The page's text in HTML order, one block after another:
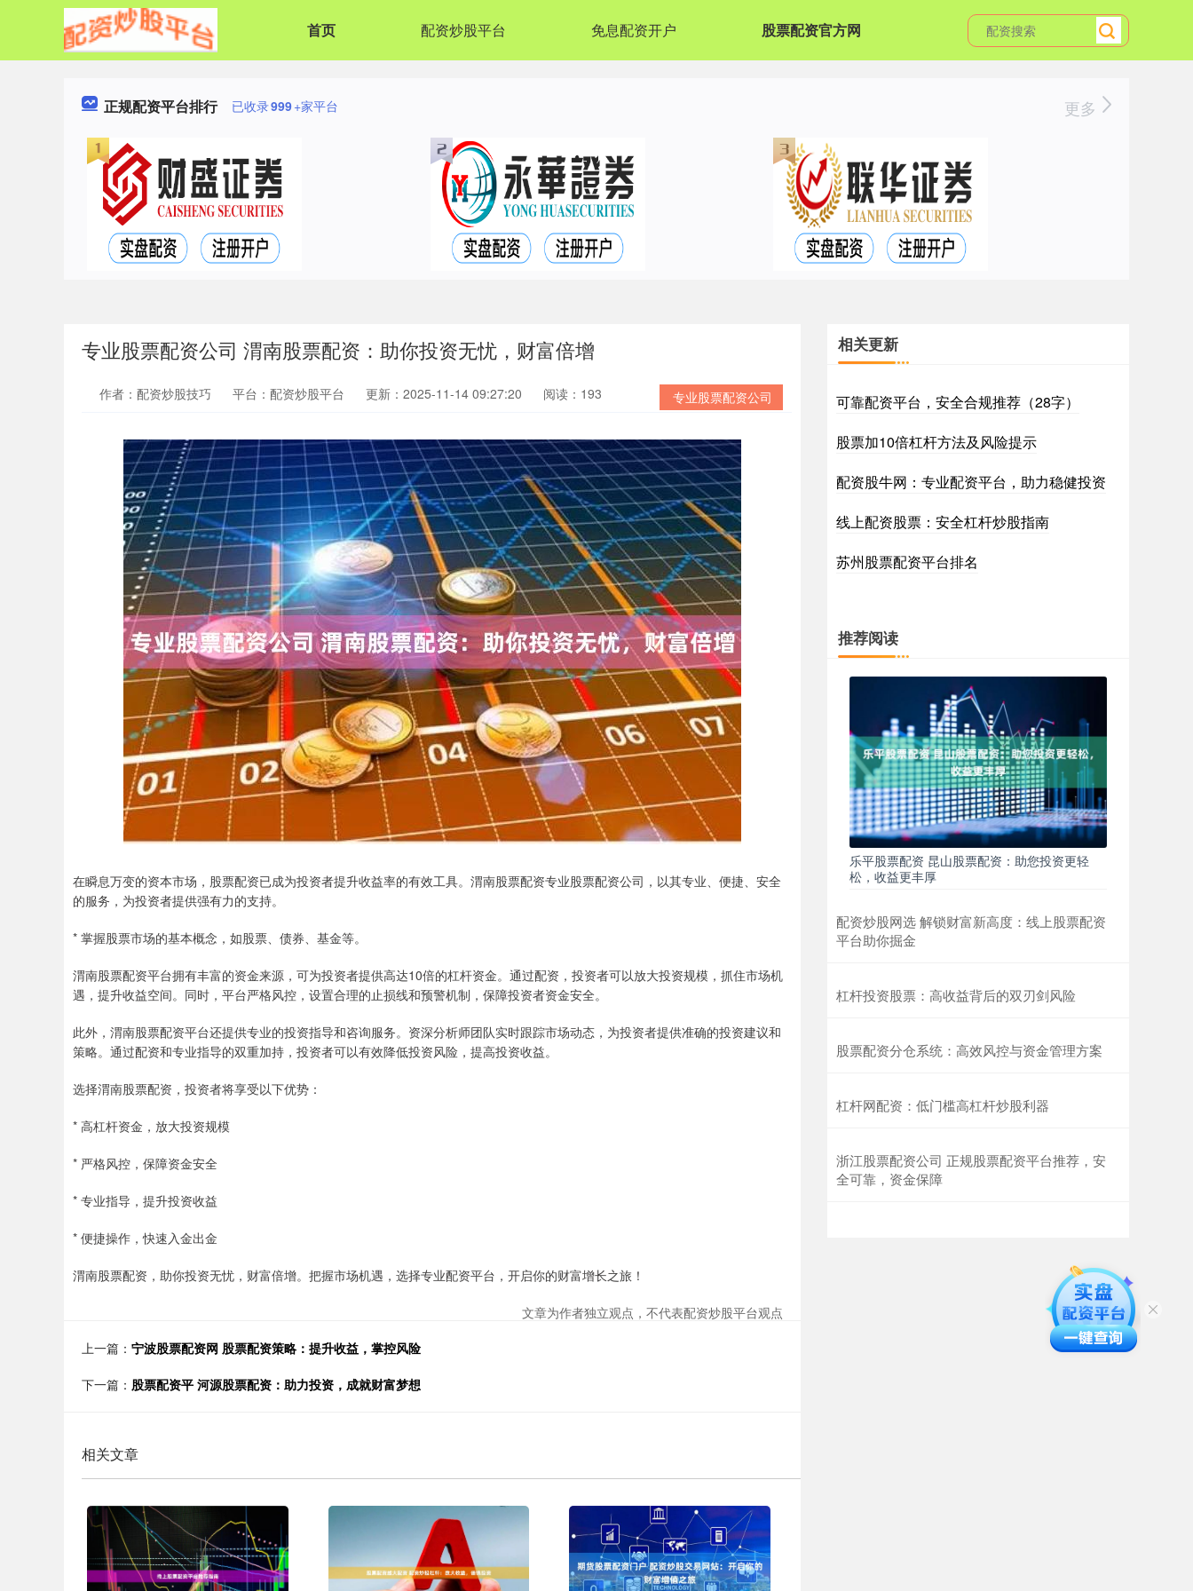
首页 配资炒股平台 免息配资开户 股票配资官方网
正规配资平台排行 已收录999+家平台 更多
专业股票配资公司 渭南股票配资：助你投资无忧，财富倍增
专业股票配资公司
作者：配资炒股技巧 平台：配资炒股平台 更新：2025-11-14 09:27:20 阅读：193
在瞬息万变的资本市场，股票配资已成为投资者提升收益率的有效工具。渭南股票配资专业股票配资公司，以其专业、便捷、安全
的服务，为投资者提供强有力的支持。
* 掌握股票市场的基本概念，如股票、债券、基金等。
渭南股票配资平台拥有丰富的资金来源，可为投资者提供高达10倍的杠杆资金。通过配资，投资者可以放大投资规模，抓住市场机
遇，提升收益空间。同时，平台严格风控，设置合理的止损线和预警机制，保障投资者资金安全。
此外，渭南股票配资平台还提供专业的投资指导和咨询服务。资深分析师团队实时跟踪市场动态，为投资者提供准确的投资建议和
策略。通过配资和专业指导的双重加持，投资者可以有效降低投资风险，提高投资收益。
选择渭南股票配资，投资者将享受以下优势：
* 高杠杆资金，放大投资规模
* 严格风控，保障资金安全
* 专业指导，提升投资收益
* 便捷操作，快速入金出金
渭南股票配资，助你投资无忧，财富倍增。把握市场机遇，选择专业配资平台，开启你的财富增长之旅！
文章为作者独立观点，不代表配资炒股平台观点
上一篇： 宁波股票配资网 股票配资策略：提升收益，掌控风险
下一篇： 股票配资平 河源股票配资：助力投资，成就财富梦想
相关文章
相关更新
可靠配资平台，安全合规推荐（28字）
股票加10倍杠杆方法及风险提示
配资股牛网：专业配资平台，助力稳健投资
线上配资股票：安全杠杆炒股指南
苏州股票配资平台排名
推荐阅读
乐平股票配资 昆山股票配资：助您投资更轻
松，收益更丰厚
配资炒股网选 解锁财富新高度：线上股票配资
平台助你掘金
杠杆投资股票：高收益背后的双刃剑风险
股票配资分仓系统：高效风控与资金管理方案
杠杆网配资：低门槛高杠杆炒股利器
浙江股票配资公司 正规股票配资平台推荐，安
全可靠，资金保障